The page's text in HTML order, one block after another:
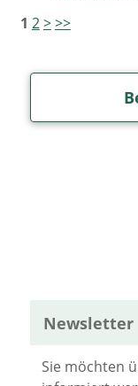
1 2>>>
Newsletter
Sie möchten